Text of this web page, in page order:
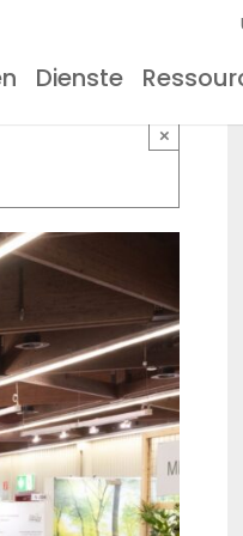
Dienste
×